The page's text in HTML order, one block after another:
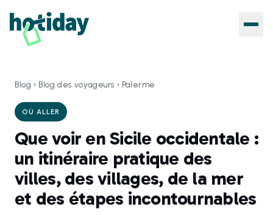
Blog › Blog des voyageurs › Palerme
OÙ ALLER
Que voir en Sicile occidentale :
un itinéraire pratique des
villes, des villages, de la mer
et des étapes incontournables